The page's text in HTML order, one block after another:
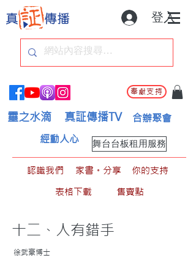
登入
奉獻支持
靈之水滴 真証傳播TV 合辦聚會
舞台台板租用服務
經動人心
認識我們 家書。分享
你的支持
表格下載
售賣點
十二、人有錯手
徐武豪博士